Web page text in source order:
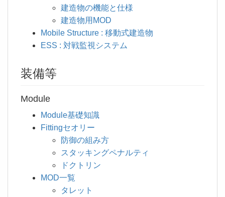
建造物の機能と仕様
建造物用MOD
Mobile Structure : 移動式建造物
ESS : 対戦監視システム
装備等
Module
Module基礎知識
Fittingセオリー
防御の組み方
スタッキングペナルティ
ドクトリン
MOD一覧
タレット